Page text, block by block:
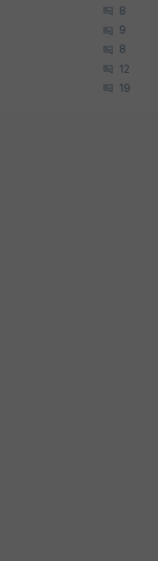
8
9
8
12
19